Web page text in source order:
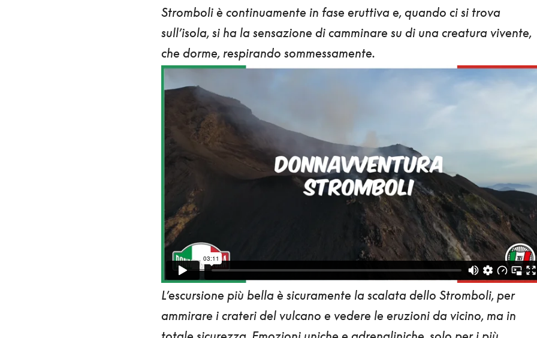
Stromboli è continuamente in fase eruttiva e, quando ci si trova
sull’isola, si ha la sensazione di camminare su di una creatura vivente,
che dorme, respirando sommessamente.
L’escursione più bella è sicuramente la scalata dello Stromboli, per
ammirare i crateri del vulcano e vedere le eruzioni da vicino, ma in